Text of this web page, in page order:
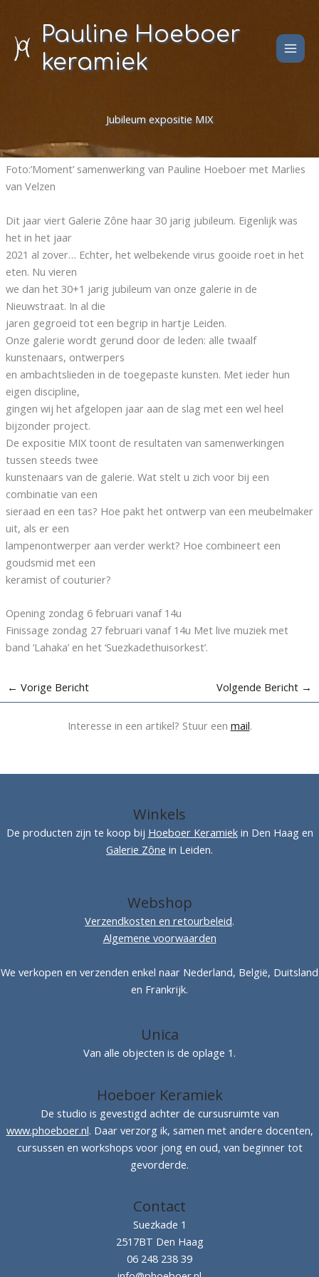
inhoud
Pauline Hoeboer
keramiek
Jubileum expositie MIX
Foto:’Moment’ samenwerking van Pauline Hoeboer met Marlies
van Velzen
Dit jaar viert Galerie Zône haar 30 jarig jubileum. Eigenlijk was
het in het jaar
2021 al zover… Echter, het welbekende virus gooide roet in het
eten. Nu vieren
we dan het 30+1 jarig jubileum van onze galerie in de
Nieuwstraat. In al die
jaren gegroeid tot een begrip in hartje Leiden.
Onze galerie wordt gerund door de leden: alle twaalf
kunstenaars, ontwerpers
en ambachtslieden in de toegepaste kunsten. Met ieder hun
eigen discipline,
gingen wij het afgelopen jaar aan de slag met een wel heel
bijzonder project.
De expositie MIX toont de resultaten van samenwerkingen
tussen steeds twee
kunstenaars van de galerie. Wat stelt u zich voor bij een
combinatie van een
sieraad en een tas? Hoe pakt het ontwerp van een meubelmaker
uit, als er een
lampenontwerper aan verder werkt? Hoe combineert een
goudsmid met een
keramist of couturier?
Opening zondag 6 februari vanaf 14u
Finissage zondag 27 februari vanaf 14u Met live muziek met
band ‘Lahaka’ en het ‘Suezkadethuisorkest’.
← Vorige Bericht Volgende Bericht →
Interesse in een artikel? Stuur een mail.
Winkels
De producten zijn te koop bij Hoeboer Keramiekin Den Haag en
Galerie Zône in Leiden.
Webshop
Verzendkosten en retourbeleid.
Algemene voorwaarden
We verkopen en verzenden enkel naar Nederland, België, Duitsland
en Frankrijk.
Unica
Van alle objecten is de oplage 1.
Hoeboer Keramiek
De studio is gevestigd achter de cursusruimte van
www.phoeboer.nl. Daar verzorg ik, samen met andere docenten,
cursussen en workshops voor jong en oud, van beginner tot
gevorderde.
Contact
Suezkade 1
2517BT Den Haag
06 248 238 39